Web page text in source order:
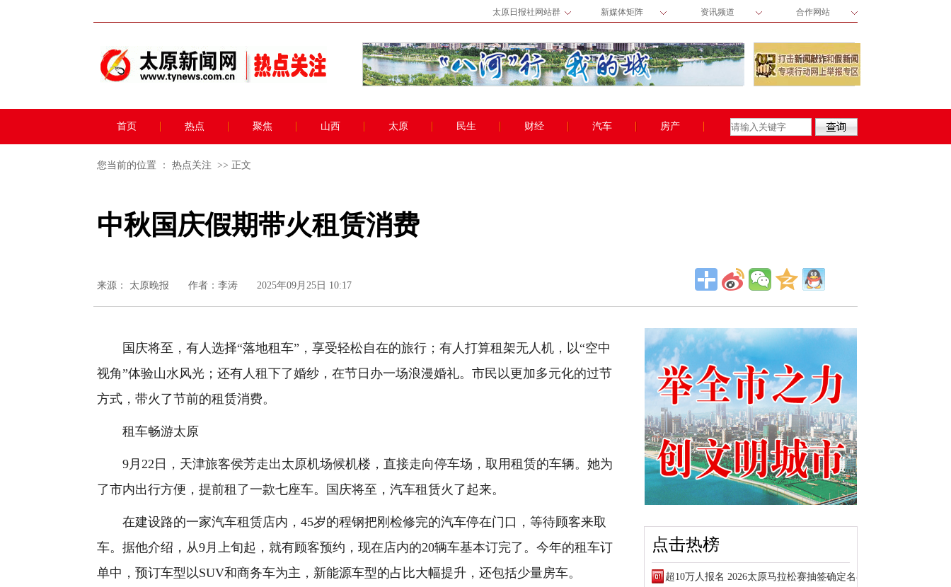
太原日报社网站群 新媒体矩阵 资讯频道 合作网站
首页 热点 聚焦 山西 太原 民生 财经 汽车 房产
您当前的位置 ： 热点关注 >> 正文
中秋国庆假期带火租赁消费
来源： 太原晚报 作者：李涛 2025年09月25日 10:17
国庆将至，有人选择“落地租车”，享受轻松自在的旅行；有人打算租架无人机，以“空中
视角”体验山水风光；还有人租下了婚纱，在节日办一场浪漫婚礼。市民以更加多元化的过节
方式，带火了节前的租赁消费。
租车畅游太原
9月22日，天津旅客侯芳走出太原机场候机楼，直接走向停车场，取用租赁的车辆。她为
了市内出行方便，提前租了一款七座车。国庆将至，汽车租赁火了起来。
在建设路的一家汽车租赁店内，45岁的程钢把刚检修完的汽车停在门口，等待顾客来取
车。据他介绍，从9月上旬起，就有顾客预约，现在店内的20辆车基本订完了。今年的租车订
单中，预订车型以SUV和商务车为主，新能源车型的占比大幅提升，还包括少量房车。
点击热榜
超10万人报名 2026太原马拉松赛抽签确定名额